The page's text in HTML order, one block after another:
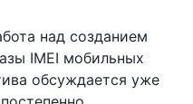
над созданием
IMEI мобильных
обсуждается уже